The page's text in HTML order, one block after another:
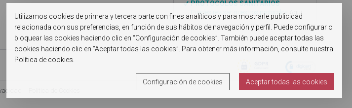
PROTOCOLOS SANITARIOS
Puedes revisar nuestros protocolos Aqui
Utilizamos cookies de primera y tercera parte con fines analíticos y para mostrarle publicidad
relacionada con sus preferencias, en función de sus hábitos de navegación y perfil. Puede configurar o
bloquear las cookies haciendo clic en “Configuración de cookies”. También puede aceptar todas las
cookies haciendo clic en “Aceptar todas las cookies”. Para obtener más información, consulte nuestra
Política de cookies.
Configuración de cookies Aceptar todas las cookies